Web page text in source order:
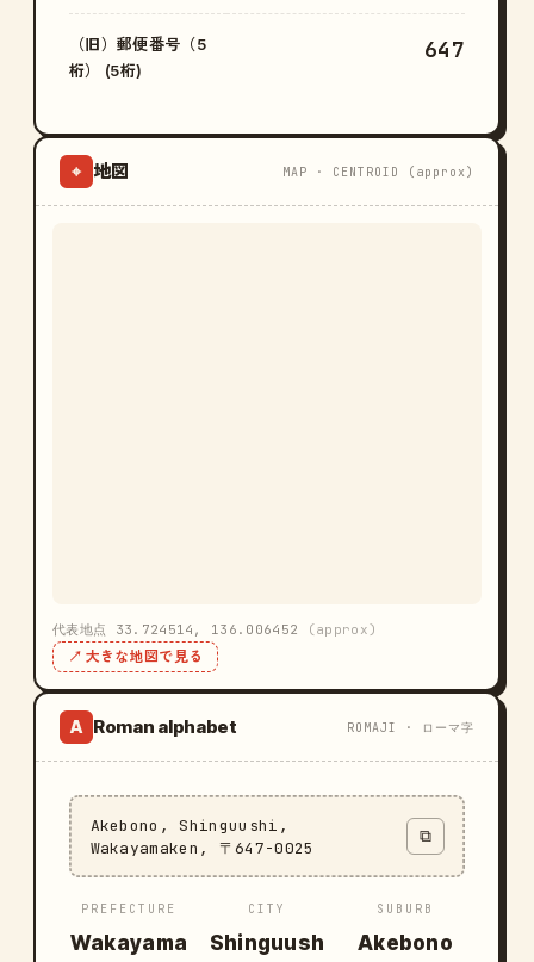
（旧）郵便番号（5
桁） (5桁)
647
⌖ 地図 MAP · CENTROID (approx)
代表地点 33.724514, 136.006452 (approx)
↗ 大きな地図で見る
A Roman alphabet ROMAJI · ローマ字
Akebono, Shinguushi,
Wakayamaken, 〒647-0025
⧉
PREFECTURE
Wakayama
CITY
Shinguush
SUBURB
Akebono